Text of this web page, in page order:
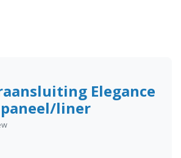
Elegance
liner